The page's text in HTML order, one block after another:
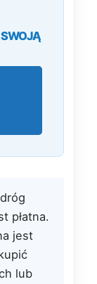
płatna.
jest
lub